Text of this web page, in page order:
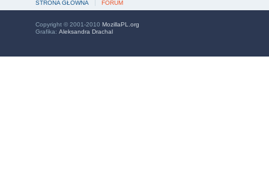
STRONA GŁÓWNA FORUM
Copyright © 2001-2010 MozillaPL.org
Grafika: Aleksandra Drachal